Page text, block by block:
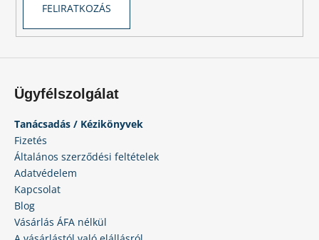
FELIRATKOZÁS
Ügyfélszolgálat
Tanácsadás / Kézikönyvek
Fizetés
Általános szerződési feltételek
Adatvédelem
Kapcsolat
Blog
Vásárlás ÁFA nélkül